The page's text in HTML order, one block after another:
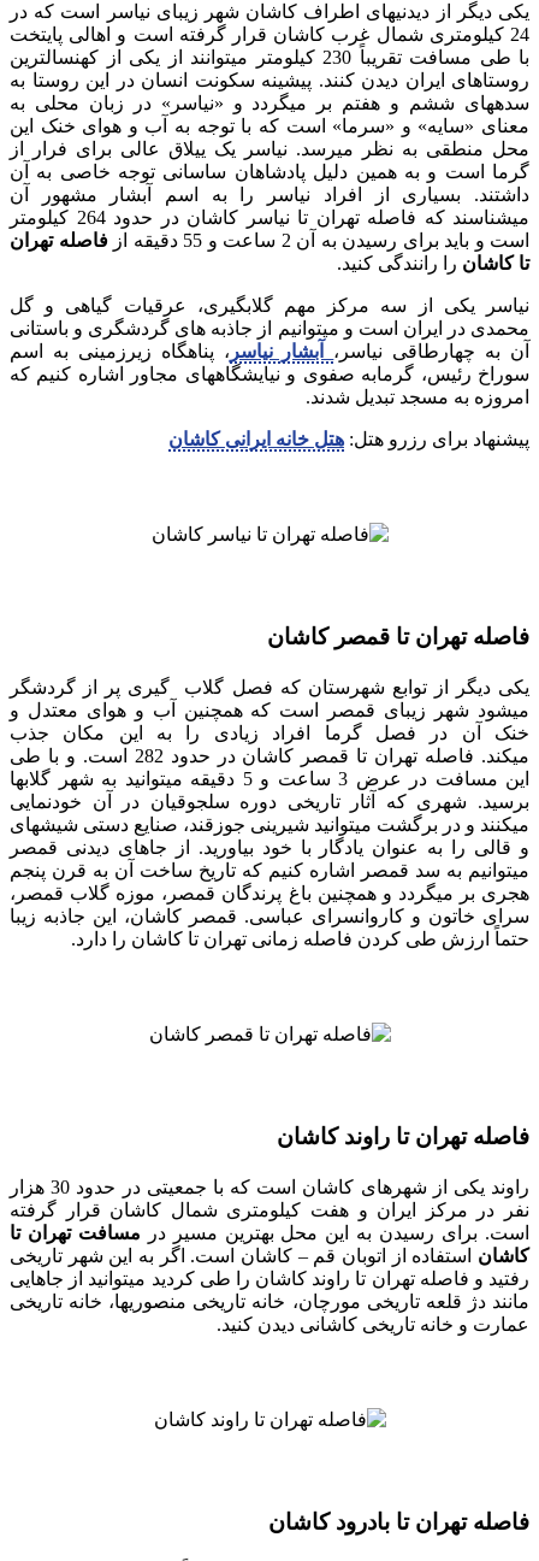
یکی دیگر از دیدنی‎های اطراف کاشان شهر زیبای نیاسر است که در
24 کیلومتری شمال غرب کاشان قرار گرفته است و اهالی پایتخت
با طی مسافت تقریباً 230 کیلومتر می‎توانند از یکی از کهنسال‎ترین
روستاهای ایران دیدن کنند. پیشینه سکونت انسان در این روستا به
سده‎های ششم و هفتم بر می‎گردد و «نیاسر» در زبان محلی به
معنای «سایه» و «سرما» است که با توجه به آب و هوای خنک این
محل منطقی به نظر می‎رسد. نیاسر یک ییلاق عالی برای فرار از
گرما است و به همین دلیل پادشاهان ساسانی توجه خاصی به آن
داشتند. بسیاری از افراد نیاسر را به اسم آبشار مشهور آن
می‎شناسند که فاصله تهران تا نیاسر کاشان در حدود 264 کیلومتر
است و باید برای رسیدن به آن 2 ساعت و 55 دقیقه از
فاصله تهران
تا کاشان را رانندگی کنید.
نیاسر یکی از سه مرکز مهم گلا‎ب‎گیری، عرقیات گیاهی و گل
محمدی در ایران است و می‎توانیم از جاذبه‎ های گردشگری و باستانی
آن به چهارطاقی نیاسر، آبشار نیاسر ، پناهگاه زیرزمینی به اسم
سوراخ رئیس، گرمابه صفوی و نیایشگاه‎های مجاور اشاره کنیم که
امروزه به مسجد تبدیل شدند.
پیشنهاد برای رزرو هتل: هتل خانه ایرانی کاشان
فاصله تهران تا قمصر کاشان
یکی دیگر از توابع شهرستان که فصل گلاب‎ گیری پر از گردشگر
می‎شود شهر زیبای قمصر است که همچنین آب و هوای معتدل و
خنک آن در فصل گرما افراد زیادی را به این مکان جذب
می‎کند. فاصله تهران تا قمصر کاشان در حدود 282 است. و با طی
این مسافت در عرض 3 ساعت و 5 دقیقه می‎توانید به شهر گلاب‎ها
برسید. شهری که آثار تاریخی دوره سلجوقیان در آن خودنمایی
می‎کنند و در برگشت می‎توانید شیرینی جوزقند، صنایع دستی شیشه‎ای
و قالی را به عنوان یادگار با خود بیاورید. از جاهای دیدنی قمصر
می‎توانیم به سد قمصر اشاره کنیم که تاریخ ساخت آن به قرن پنجم
هجری بر می‎گردد و همچنین باغ پرندگان قمصر، موزه گلاب قمصر،
سرای خاتون و کاروانسرای عباسی. قمصر کاشان، این جاذبه زیبا
حتماً ارزش طی کردن فاصله زمانی تهران تا کاشان را دارد.
فاصله تهران تا راوند کاشان
راوند یکی از شهرهای کاشان است که با جمعیتی در حدود 30 هزار
نفر در مرکز ایران و هفت کیلومتری شمال کاشان قرار گرفته
است. برای رسیدن به این محل بهترین مسیر در مسافت تهران تا
کاشان استفاده از اتوبان قم – کاشان است. اگر به این شهر تاریخی
رفتید و فاصله تهران تا راوند کاشان را طی کردید می‎توانید از جاهایی
مانند دژ قلعه تاریخی مورچان، خانه تاریخی منصوری‎ها، خانه تاریخی
عمارت و خانه تاریخی کاشانی دیدن کنید.
فاصله تهران تا بادرود کاشان